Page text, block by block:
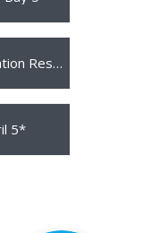
Отдых на Ямайке — в Sandals Royal Plantation Resort 5*
5*